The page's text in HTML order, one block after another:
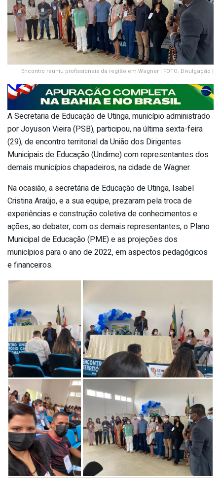
Encontro reuniu profissionais da região em Wagner | FOTO: Divulgação |
A Secretaria de Educação de Utinga, município administrado
por Joyuson Vieira (PSB), participou, na última sexta-feira
(29), de encontro territorial da União dos Dirigentes
Municipais de Educação (Undime) com representantes dos
demais municípios chapadeiros, na cidade de Wagner.
Na ocasião, a secretária de Educação de Utinga, Isabel
Cristina Araújo, e a sua equipe, prezaram pela troca de
experiências e construção coletiva de conhecimentos e
ações, ao debater, com os demais representantes, o Plano
Municipal de Educação (PME) e as projeções dos
municípios para o ano de 2022, em aspectos pedagógicos
e financeiros.